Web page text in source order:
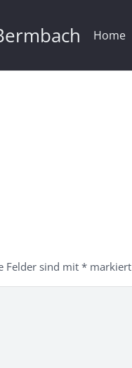
Home
Felder sind mit* markiert